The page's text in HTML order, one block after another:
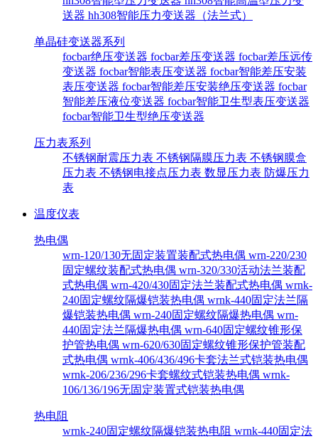
送器 hh308智能压力变送器（法兰式）
单晶硅变送器系列
focbar绝压变送器 focbar差压变送器 focbar差压远传
变送器 focbar智能表压变送器 focbar智能差压安装
表压变送器 focbar智能差压安装绝压变送器 focbar
智能差压液位变送器 focbar智能卫生型表压变送器
focbar智能卫生型绝压变送器
压力表系列
不锈钢耐震压力表 不锈钢隔膜压力表 不锈钢膜盒
压力表 不锈钢电接点压力表 数显压力表 防爆压力
表
温度仪表
热电偶
wrn-120/130无固定装置装配式热电偶 wrn-220/230
固定螺纹装配式热电偶 wrn-320/330活动法兰装配
式热电偶 wrn-420/430固定法兰装配式热电偶 wrnk-
240固定螺纹隔爆铠装热电偶 wrnk-440固定法兰隔
爆铠装热电偶 wrn-240固定螺纹隔爆热电偶 wrn-
440固定法兰隔爆热电偶 wrn-640固定螺纹锥形保
护管热电偶 wrn-620/630固定螺纹锥形保护管装配
式热电偶 wrnk-406/436/496卡套法兰式铠装热电偶
wrnk-206/236/296卡套螺纹式铠装热电偶 wrnk-
106/136/196无固定装置式铠装热电偶
热电阻
wrnk-240固定螺纹隔爆铠装热电阻 wrnk-440固定法